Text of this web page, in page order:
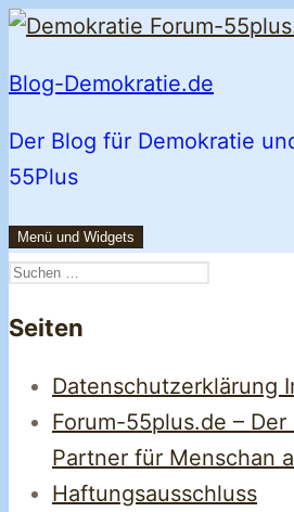
Zum
springen
Blog-Demokratie.de
Der Blog für Demokratie
55Plus
Menü und Widgets
Suchen
Seiten
Datenschutzerklärung
Forum-55plus.de –
Partner für Menschan
Haftungsausschluss